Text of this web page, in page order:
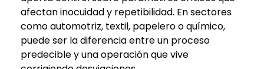
afectan inocuidad y repetibilidad. En sectores
como automotriz, textil, papelero o químico,
puede ser la diferencia entre un proceso
predecible y una operación que vive